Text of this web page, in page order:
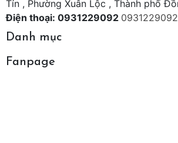
Tín , Phường Xuân Lộc , Thành phố
Điện thoại: 0931229092 0931229092
Danh mục
Fanpage